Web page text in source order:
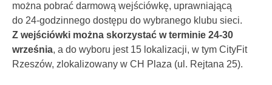
można pobrać darmową wejściówkę, uprawniającą
do 24-godzinnego dostępu do wybranego klubu sieci.
Z wejściówki można skorzystać w terminie 24-30
września, a do wyboru jest 15 lokalizacji, w tym CityFit
Rzeszów, zlokalizowany w CH Plaza (ul. Rejtana 25).